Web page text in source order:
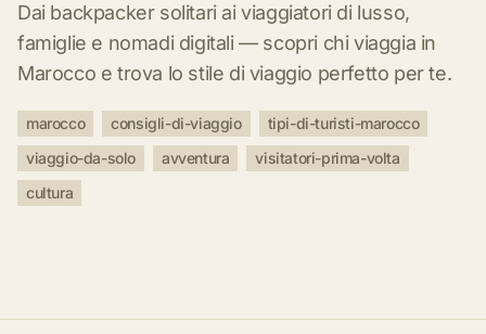
Dai backpacker solitari ai viaggiatori di lusso,
famiglie e nomadi digitali — scopri chi viaggia in
Marocco e trova lo stile di viaggio perfetto per te.
marocco consigli-di-viaggio
tipi-di-turisti-marocco
viaggio-da-solo
avventura
visitatori-prima-volta
cultura